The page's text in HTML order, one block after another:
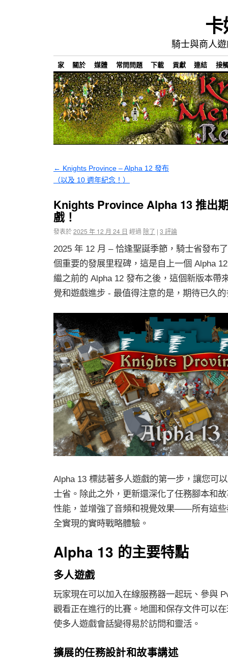
騎士與商人
家 關於 媒體 常問問題 下載 貢獻 連結 接
← Knights Province – Alpha 12 發布
（以及 10 週年紀念！）
Knights Province Alpha 13 推出
戲！
發表於2025 年 12 月 24 日 經過 除了 | 3 評論
2025 年 12 月 – 恰逢聖誕季節，騎士省發布
個重要的發展里程碑，這是自上一個 Alpha
繼之前的 Alpha 12 發布之後，這個新版本帶
覺和遊戲進步 - 最值得注意的是，期待已久
Alpha 13 標誌著多人遊戲的第一步，讓您可
士省。除此之外，更新還深化了任務腳本和
性能，並增強了音頻和視覺效果——所有這些
全實現的實時戰略體驗。
Alpha 13 的主要特點
多人遊戲
玩家現在可以加入在線服務器一起玩、參與
觀看正在進行的比賽。地圖和保存文件可以
使多人遊戲會話變得易於訪問和靈活。
擴展的任務設計和故事講述